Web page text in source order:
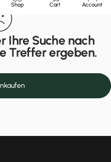
Shop Cart Account
Ihre Suche nach
Treffer ergeben.